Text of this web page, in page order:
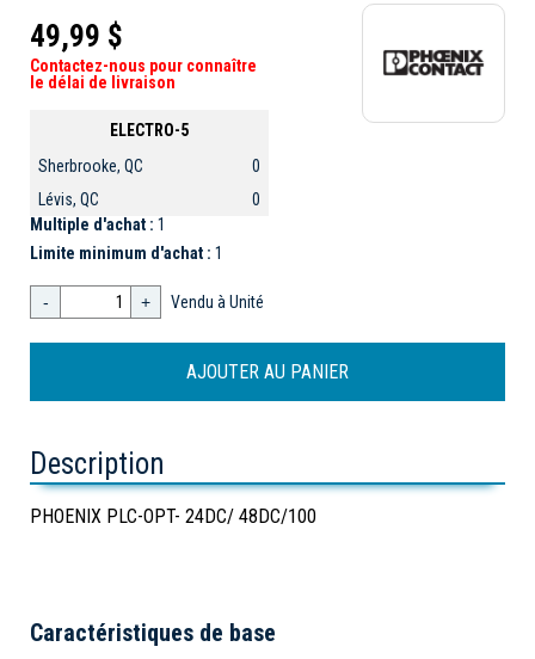
49,99 $
Contactez-nous pour connaître
le délai de livraison
ELECTRO-5
Sherbrooke, QC
0
Lévis, QC
0
Multiple d'achat : 1
Limite minimum d'achat : 1
- + Vendu à Unité
Description
PHOENIX PLC-OPT- 24DC/ 48DC/100
Caractéristiques de base